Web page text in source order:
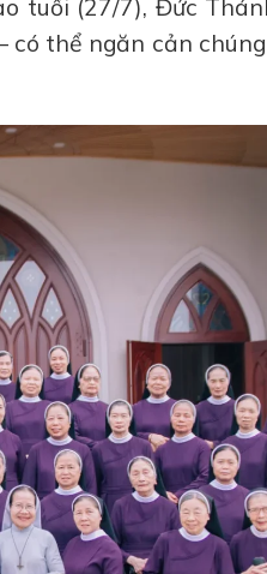
tuổi (27/7), Đức
có thể ngăn cản